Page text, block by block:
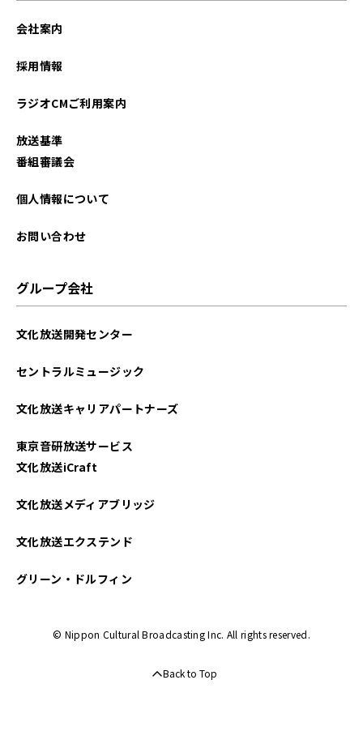
会社案内
採用情報
ラジオCMご利用案内
放送基準
番組審議会
個人情報について
お問い合わせ
グループ会社
文化放送開発センター
セントラルミュージック
文化放送キャリアパートナーズ
東京音研放送サービス
文化放送iCraft
文化放送メディアブリッジ
文化放送エクステンド
グリーン・ドルフィン
© Nippon Cultural Broadcasting Inc. All rights reserved.
Back to Top